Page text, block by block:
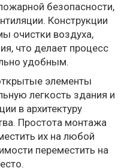
безопасности,
Конструкции
очистки воздуха,
что делает процесс
удобным.
элементы
легкость здания и
в архитектуру
Простота монтажа
их на любой
переместить на